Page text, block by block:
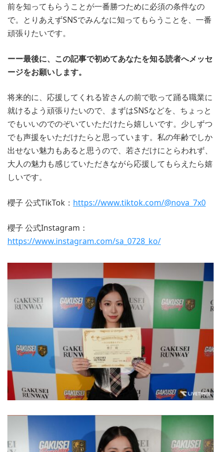
前を知ってもらうことが一番勝つために必須の条件なの
で。とりあえずSNSでみんなに知ってもらうことを、一番
頑張りたいです。
ーー最後に、この記事で初めてあなたを知る読者へメッセ
ージをお願いします。
将来的に、応援してくれる皆さんの前で歌って踊る職業に
就けるよう頑張りたいので、まずはSNSなどを、ちょっと
でもいいのでのぞいていただけたら嬉しいです。少しずつ
でも声援をいただけたらと思っています。私の年齢でしか
出せない魅力もあると思うので、若さだけにとらわれず、
大人の魅力も感じていただきながら応援してもらえたら嬉
しいです。
櫻子 公式TikTok： https://www.tiktok.com/@nova_7x0
櫻子 公式Instagram：
https://www.instagram.com/sa_0728_ko/